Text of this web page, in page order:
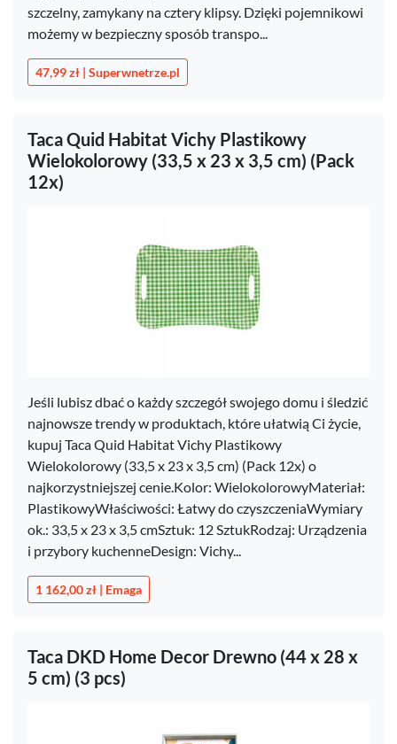
szczelny, zamykany na cztery klipsy. Dzięki pojemnikowi
możemy w bezpieczny sposób transpo...
47,99 zł | Superwnetrze.pl
Taca Quid Habitat Vichy Plastikowy
Wielokolorowy (33,5 x 23 x 3,5 cm) (Pack
12x)
Jeśli lubisz dbać o każdy szczegół swojego domu i śledzić
najnowsze trendy w produktach, które ułatwią Ci życie,
kupuj Taca Quid Habitat Vichy Plastikowy
Wielokolorowy (33,5 x 23 x 3,5 cm) (Pack 12x) o
najkorzystniejszej cenie.Kolor: WielokolorowyMateriał:
PlastikowyWłaściwości: Łatwy do czyszczeniaWymiary
ok.: 33,5 x 23 x 3,5 cmSztuk: 12 SztukRodzaj: Urządzenia
i przybory kuchenneDesign: Vichy...
1 162,00 zł | Emaga
Taca DKD Home Decor Drewno (44 x 28 x
5 cm) (3 pcs)